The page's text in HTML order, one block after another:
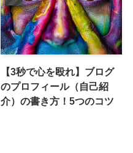
【3秒で心を殴れ】ブログ
のプロフィール（自己紹
介）の書き方！5つのコツ